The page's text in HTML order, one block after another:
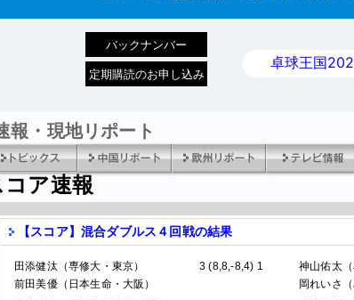
バックナンバー
定期購読のお申し込み
卓球王国
報・現地リポート
コア速報
【スコア】混合ダブルス４回戦の結果
田添健汰（専修大・東京）
前田美優（日本生命・大阪）
3 (8,8,-8,4) 1 神山佑太
岡れいさ